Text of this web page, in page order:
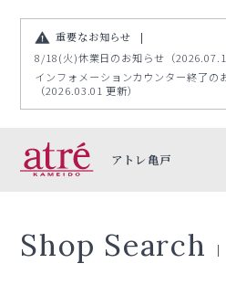
重要なお知らせ
8/18(火)休業日のお知らせ（
インフォメーションカウンター終了の
（2026.03.01 更新）
アトレ亀戸
Shop Search